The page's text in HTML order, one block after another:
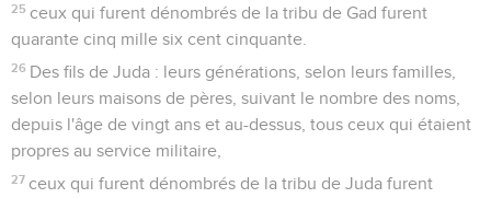
25 ceux qui furent dénombrés de la tribu de Gad furent
quarante cinq mille six cent cinquante.
26 Des fils de Juda : leurs générations, selon leurs familles,
selon leurs maisons de pères, suivant le nombre des noms,
depuis l'âge de vingt ans et au-dessus, tous ceux qui étaient
propres au service militaire,
27 ceux qui furent dénombrés de la tribu de Juda furent